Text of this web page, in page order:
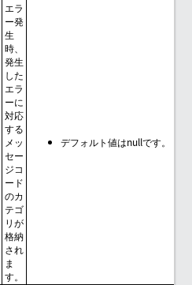
エラ
ー発
生
時、
発生
した
エラ
ーに
対応
する
メッ
セー
ジコ
ード
のカ
テゴ
リが
格納
され
ま
す。
デフォルト値はnullです。